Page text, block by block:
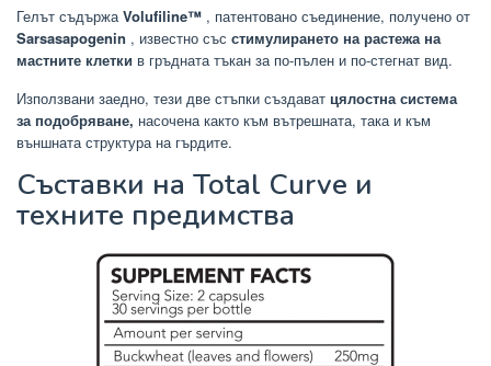
Гелът съдържаVolufiline™ , патентовано съединение, получено от
Sarsasapogenin , известно със стимулирането на растежа на
мастните клетки в гръдната тъкан за по-пълен и по-стегнат вид.
Използвани заедно, тези две стъпки създават цялостна система
за подобряване, насочена както към вътрешната, така и към
външната структура на гърдите.
Съставки на Total Curve и
техните предимства